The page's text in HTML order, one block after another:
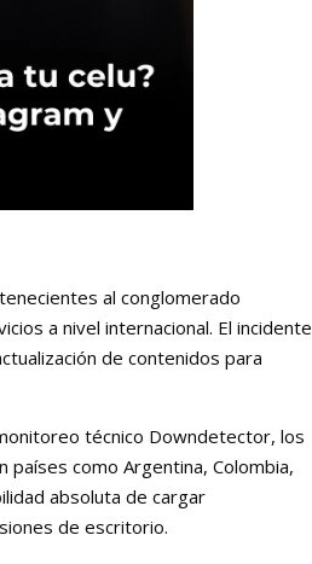
al conglomerado
a nivel internacional. El incidente
de contenidos para
técnico Downdetector, los
como Argentina, Colombia,
absoluta de cargar
de escritorio.